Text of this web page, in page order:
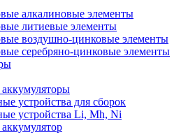
алкалиновые элементы
литиевые элементы
воздушно-цинковые элементы
серебряно-цинковые элементы
аккумуляторы
устройства для сборок
устройства Li, Mh, Ni